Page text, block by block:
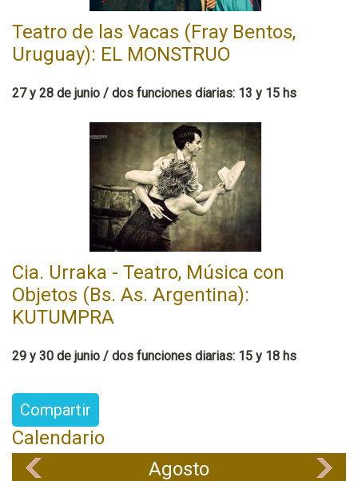
Teatro de las Vacas (Fray Bentos,
Uruguay): EL MONSTRUO
27 y 28 de junio / dos funciones diarias: 13 y 15 hs
Cia. Urraka - Teatro, Música con
Objetos (Bs. As. Argentina):
KUTUMPRA
29 y 30 de junio / dos funciones diarias: 15 y 18 hs
Compartir
Calendario
Agosto